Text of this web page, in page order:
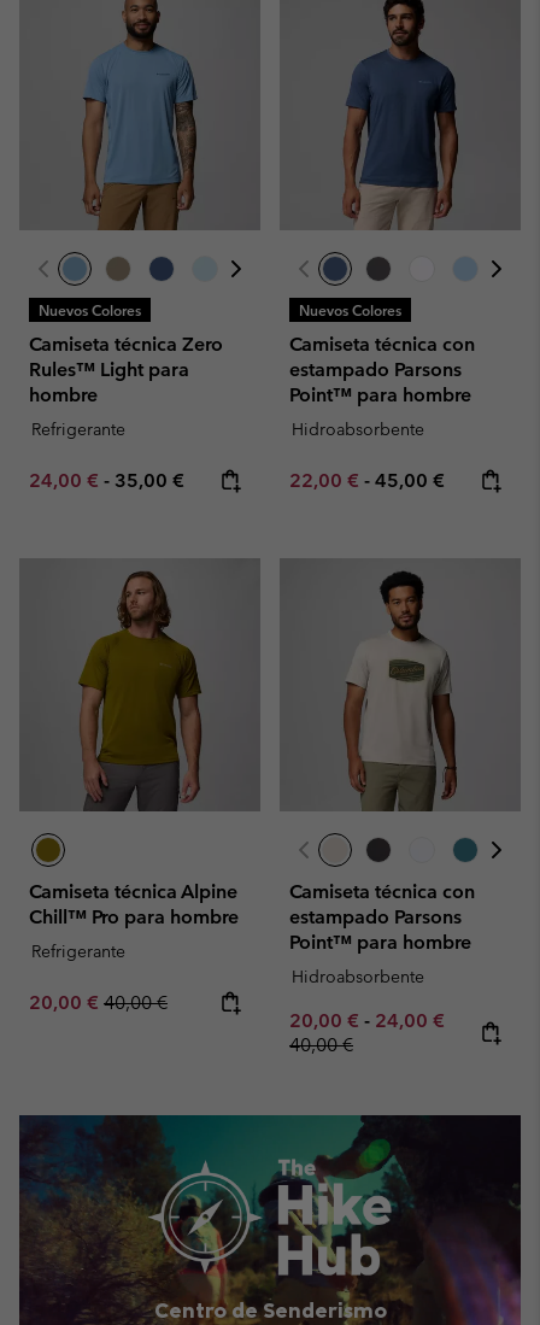
Nuevos Colores
Camiseta técnica Zero
Rules™ Light para
hombre
Refrigerante
Minimum sale price:
24,00 € - Maximum price:
35,00 €
Nuevos Colores
Camiseta técnica con
estampado Parsons
Point™ para hombre
Hidroabsorbente
Minimum sale price:
22,00 € - Maximum price:
45,00 €
Camiseta técnica Alpine
Chill™ Pro para hombre
Refrigerante
Sale price:
20,00 € Regular price:
40,00 €
Camiseta técnica con
estampado Parsons
Point™ para hombre
Hidroabsorbente
Minimum sale price:
20,00 € - Maximum sale
24,00 € Regular
40,00 €
Centro de Senderismo